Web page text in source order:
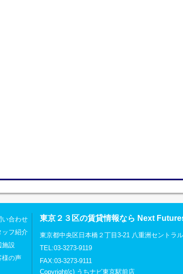
い合わせ
ッフ紹介
施設
様の声
東京２３区の賃貸情報なら Next
東京都中央区日本橋２丁目3-21 八重洲セントラ
TEL:03-3273-9119
FAX:03-3273-9111
Copyright(c) うちナビ東京駅前店